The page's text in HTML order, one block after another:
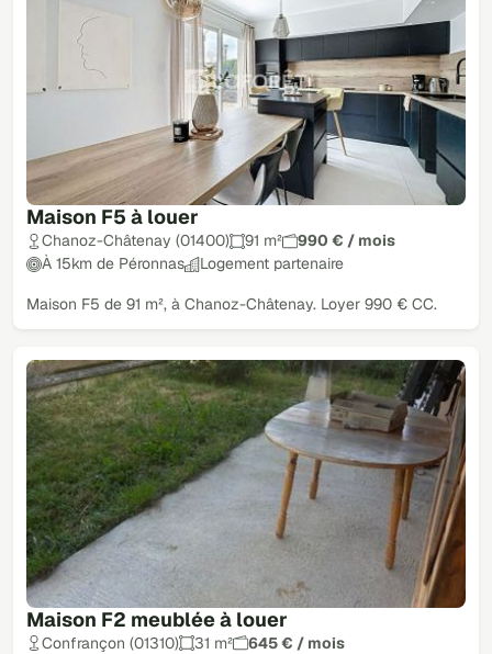
Maison F5 à louer
Chanoz-Châtenay (01400) 91 m²
990 € / mois
À 15km de Péronnas
Logement partenaire
Maison F5 de 91 m², à Chanoz-Châtenay. Loyer 990 € CC.
Maison F2 meublée à louer
Confrançon (01310) 31 m²
645 € / mois